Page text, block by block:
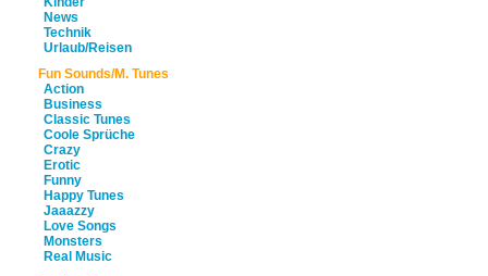
News
Technik
Urlaub/Reisen
Fun Sounds/M. Tunes
Action
Business
Classic Tunes
Coole Sprüche
Crazy
Erotic
Funny
Happy Tunes
Jaaazzy
Love Songs
Monsters
Real Music